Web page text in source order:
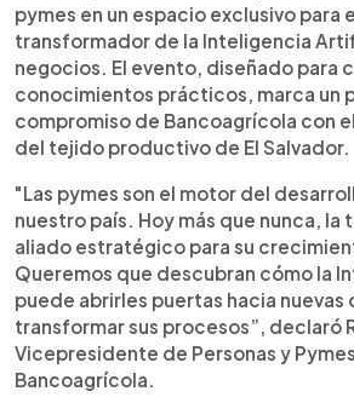
pymes en un espacio exclusivo para
transformador de la Inteligencia
negocios. El evento, diseñado para
conocimientos prácticos, marca un
compromiso de Bancoagrícola con
del tejido productivo de El Salvador.
"Las pymes son el motor del
nuestro país. Hoy más que nunca, la
aliado estratégico para su
Queremos que descubran cómo la
puede abrirles puertas hacia
transformar sus procesos”, declaró
Vicepresidente de Personas y
Bancoagrícola.